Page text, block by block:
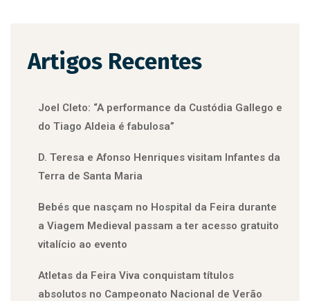
Artigos Recentes
Joel Cleto: “A performance da Custódia Gallego e
do Tiago Aldeia é fabulosa”
D. Teresa e Afonso Henriques visitam Infantes da
Terra de Santa Maria
Bebés que nasçam no Hospital da Feira durante
a Viagem Medieval passam a ter acesso gratuito
vitalício ao evento
Atletas da Feira Viva conquistam títulos
absolutos no Campeonato Nacional de Verão